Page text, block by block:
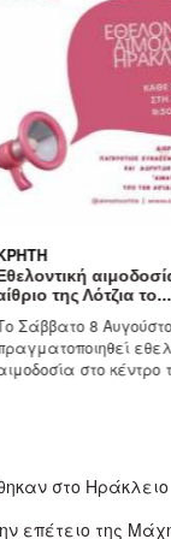
αιμοδοσία στο
της Λότζια το...
8 Αυγούστου
στο κέντρο της
στο Ηράκλειο
επέτειο της